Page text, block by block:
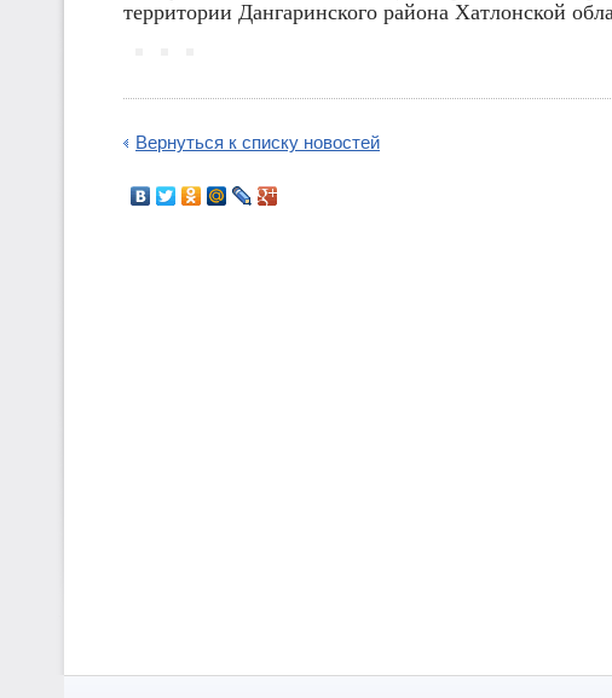
территории Дангаринского района Хатлонской
Вернуться к списку новостей